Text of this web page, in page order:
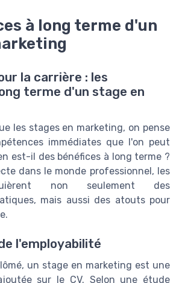
à long terme d'un
la carrière : les
terme d'un stage en
les stages en marketing, on pense
immédiates que l'on peut
est-il des bénéfices à long terme ?
dans le monde professionnel, les
non seulement des
mais aussi des atouts pour
l'employabilité
un stage en marketing est une
sur le CV. Selon une étude